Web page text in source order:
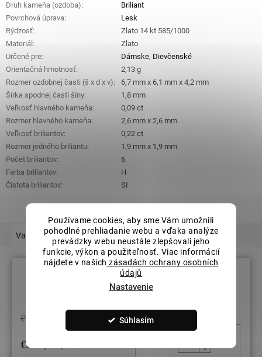
Používame cookies, aby sme Vám umožnili
pohodlné prehliadanie webu a vďaka analýze
prevádzky webu neustále zlepšovali jeho
funkcie, výkon a použiteľnosť. Viac informácií
nájdete v našich zásadách ochrany osobních
údajů
Nastavenie
Súhlasím
Druh kameňa (ozdoba):
Briliant
Povrchová úprava:
Lesk
Rýdzosť:
Zlato 14 kt 585/1000
Materiál :
Zlato
Určené pre: Dámske, Dievčenské
Orientačná hmotnosť:
2,13 g
Rozmer ozdobnej časti (š x d x v):
6,7 mm x 6,1 mm x 4,2 mm
Šírka spodnej časti šíny:
1,8 mm
Veľkosť hlavného kameňa:
0,09 ct
Rozmer hlavného kameňa:
2,6 mm x 2,6 mm
Veľkosť briliantov:
0,22 ct
Rozmer jedného briliantu:
1,9 mm x 1,9 mm
Počet briliantov:
6
Farba briliantov:
H
Čistota briliantov: SI
Varianty Podobný tovar Hodnotenie Súvisiaci tovar
Veľkosť prsteňov: 54
€1 120,29
€896,23 DO